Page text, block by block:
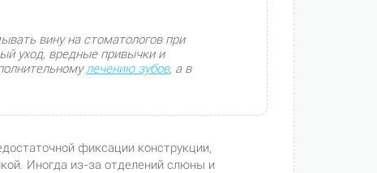
вину на стоматологов при
уход, вредные привычки и
лечению зубов, а в
фиксации конструкции,
Иногда из-за отделений слюны и